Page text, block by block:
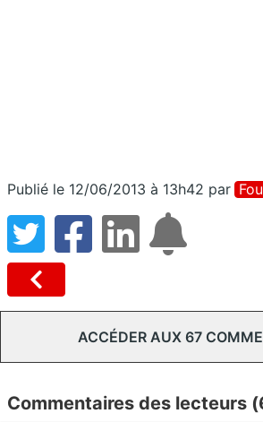
Publié le 12/06/2013 à 13h42 par
ACCÉDER AUX 67
Commentaires des lecteurs